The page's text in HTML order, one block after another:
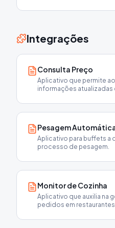
Integrações
Consulta Preço
Aplicativo que permite
informações
Pesagem
Aplicativo para buffets a
processo de pesagem.
Monitor de Cozinha
Aplicativo que auxilia na
pedidos em restaurantes